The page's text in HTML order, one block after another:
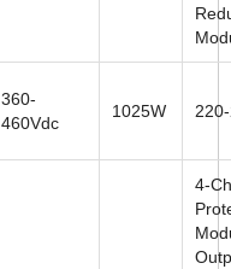
360-
460Vdc
1025W
4-